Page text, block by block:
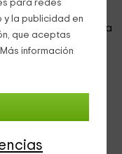
para redes
y la publicidad en
que aceptas
información
, y productos
propia
o de la
a los
cerdos hasta